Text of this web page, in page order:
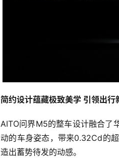
简约设计蕴藏极致美学 引领出行
AITO问界M5的整车设计融合了
动的车身姿态，带来0.32Cd的
造出蓄势待发的动感。